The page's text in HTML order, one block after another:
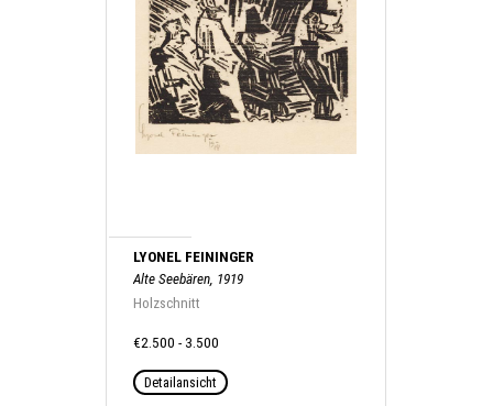
LYONEL FEININGER
Alte Seebären, 1919
Holzschnitt
€2.500 - 3.500
Detailansicht